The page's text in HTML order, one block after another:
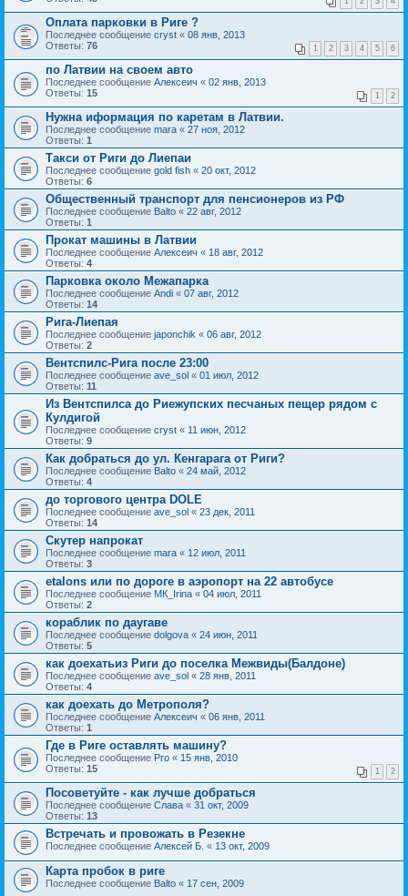
Оплата парковки в Риге ?
Последнее сообщение cryst « 08 янв, 2013
Ответы: 76 1 2 3 4 5 6
по Латвии на своем авто
Последнее сообщение Алексеич « 02 янв, 2013
Ответы: 15 1 2
Нужна иформация по каретам в Латвии.
Последнее сообщение mara « 27 ноя, 2012
Ответы: 1
Такси от Риги до Лиепаи
Последнее сообщение gold fish « 20 окт, 2012
Ответы: 6
Общественный транспорт для пенсионеров из РФ
Последнее сообщение Balto « 22 авг, 2012
Ответы: 1
Прокат машины в Латвии
Последнее сообщение Алексеич « 18 авг, 2012
Ответы: 4
Парковка около Межапарка
Последнее сообщение Andi « 07 авг, 2012
Ответы: 14
Рига-Лиепая
Последнее сообщение japonchik « 06 авг, 2012
Ответы: 2
Вентспилс-Рига после 23:00
Последнее сообщение ave_sol « 01 июл, 2012
Ответы: 11
Из Вентспилса до Риежупских песчаных пещер рядом с
Кулдигой
Последнее сообщение cryst « 11 июн, 2012
Ответы: 9
Как добраться до ул. Кенгарага от Риги?
Последнее сообщение Balto « 24 май, 2012
Ответы: 4
до торгового центра DOLE
Последнее сообщение ave_sol « 23 дек, 2011
Ответы: 14
Скутер напрокат
Последнее сообщение mara « 12 июл, 2011
Ответы: 3
etalons или по дороге в аэропорт на 22 автобусе
Последнее сообщение MК_Irina « 04 июл, 2011
Ответы: 2
кораблик по даугаве
Последнее сообщение dolgova « 24 июн, 2011
Ответы: 5
как доехатьиз Риги до поселка Межвиды(Балдоне)
Последнее сообщение ave_sol « 28 янв, 2011
Ответы: 4
как доехать до Метрополя?
Последнее сообщение Алексеич « 06 янв, 2011
Ответы: 1
Где в Риге оставлять машину?
Последнее сообщение Pro « 15 янв, 2010
Ответы: 15 1 2
Посоветуйте - как лучше добраться
Последнее сообщение Слава « 31 окт, 2009
Ответы: 13
Встречать и провожать в Резекне
Последнее сообщение Алексей Б. « 13 окт, 2009
Карта пробок в риге
Последнее сообщение Balto « 17 сен, 2009